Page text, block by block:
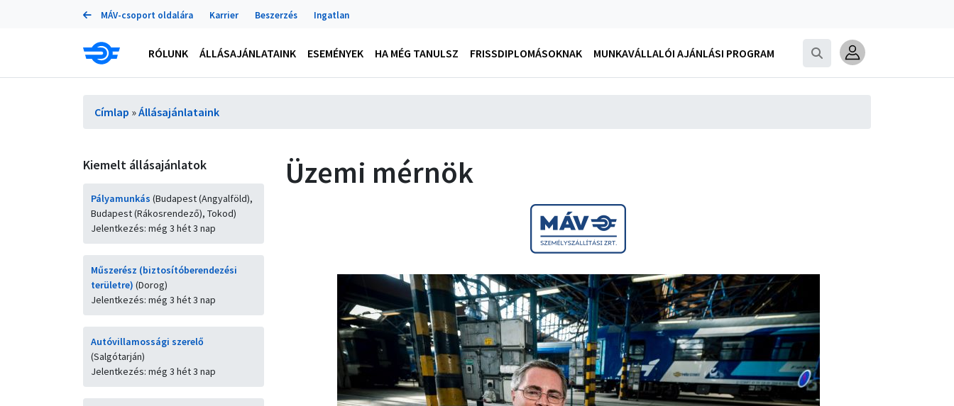
Portálok
MÁV-csoport oldalára Karrier Beszerzés Ingatlan
Main
navigation
RÓLUNK ÁLLÁSAJÁNLATAINK ESEMÉNYEK HA MÉG TANULSZ FRISSDIPLOMÁSOKNAK MUNKAVÁLLALÓI AJÁNLÁSI PROGRAM
Morzsa
Címlap Állásajánlataink
Kiemelt állásajánlatok
Pályamunkás (Budapest (Angyalföld),
Budapest (Rákosrendező), Tokod)
Jelentkezés: még 3 hét 3 nap
Műszerész (biztosítóberendezési
területre) (Dorog)
Jelentkezés: még 3 hét 3 nap
Autóvillamossági szerelő
(Salgótarján)
Jelentkezés: még 3 hét 3 nap
Üzemi mérnök